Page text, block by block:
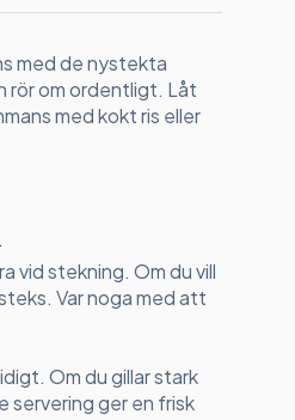
med de nystekta
rör om ordentligt. Låt
med kokt ris eller
vid stekning. Om du vill
Var noga med att
Om du gillar stark
servering ger en frisk